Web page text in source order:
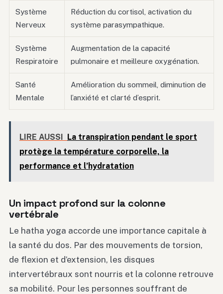
Système
Nerveux
Réduction du cortisol, activation du
système parasympathique.
Système
Respiratoire
Augmentation de la capacité
pulmonaire et meilleure oxygénation.
Santé
Mentale
Amélioration du sommeil, diminution de
l’anxiété et clarté d’esprit.
LIRE AUSSI La transpiration pendant le sport
protège la température corporelle, la
performance et l’hydratation
Un impact profond sur la colonne
vertébrale
Le hatha yoga accorde une importance capitale à
la santé du dos. Par des mouvements de torsion,
de flexion et d’extension, les disques
intervertébraux sont nourris et la colonne retrouve
sa mobilité. Pour les personnes souffrant de